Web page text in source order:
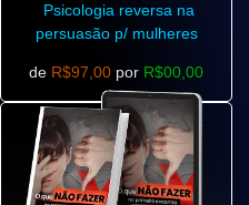
Psicologia reversa na
persuasão p/ mulheres
de R$97,00 por R$00,00